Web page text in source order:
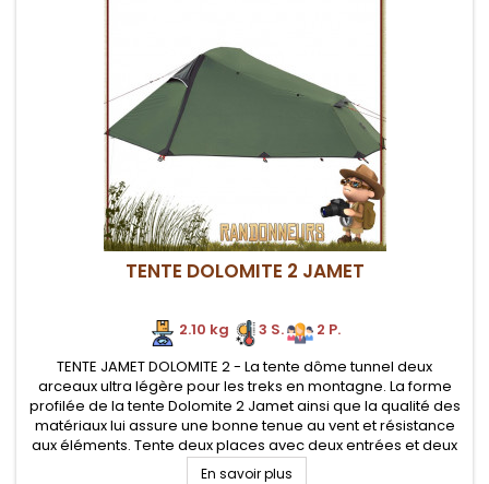
TENTE DOLOMITE 2 JAMET
2.10 kg 3 S.
2 P.
TENTE JAMET DOLOMITE 2 - La tente dôme tunnel deux
arceaux ultra légère pour les treks en montagne. La forme
profilée de la tente Dolomite 2 Jamet ainsi que la qualité des
matériaux lui assure une bonne tenue au vent et résistance
aux éléments. Tente deux places avec deux entrées et deux
absides de rangement.
En savoir plus